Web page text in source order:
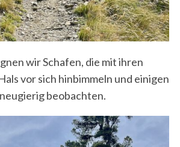
wir Schafen, die mit ihren
vor sich hinbimmeln und einigen
beobachten.